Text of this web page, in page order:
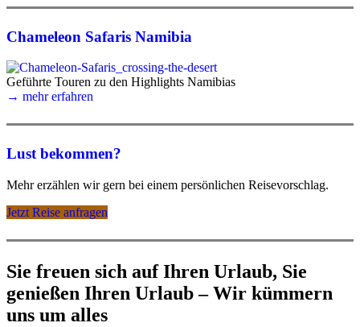
Chameleon Safaris Namibia
Geführte Touren zu den Highlights Namibias
→ mehr erfahren
Lust bekommen?
Mehr erzählen wir gern bei einem persönlichen Reisevorschlag.
Jetzt Reise anfragen
Sie freuen sich auf Ihren Urlaub, Sie
genießen Ihren Urlaub – Wir kümmern
uns um alles